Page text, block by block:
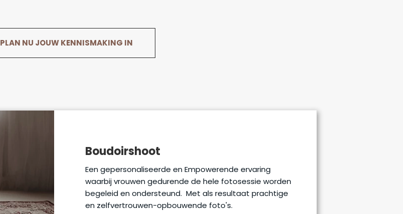
PLAN NU JOUW KENNISMAKING IN
Boudoirshoot
Een gepersonaliseerde en Empowerende ervaring
waarbij vrouwen gedurende de hele fotosessie worden
begeleid en ondersteund. Met als resultaat prachtige
en zelfvertrouwen-opbouwende foto's.